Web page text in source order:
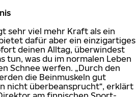
sehr viel mehr Kraft als ein
dafür aber ein einzigartiges
deinen Alltag, überwindest
tun, was du im normalen Leben
Schnee werfen. „Durch den
die Beinmuskeln gut
nicht überbeansprucht“, erklärt